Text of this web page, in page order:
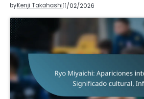
byKenji Takahashi11/02/2026